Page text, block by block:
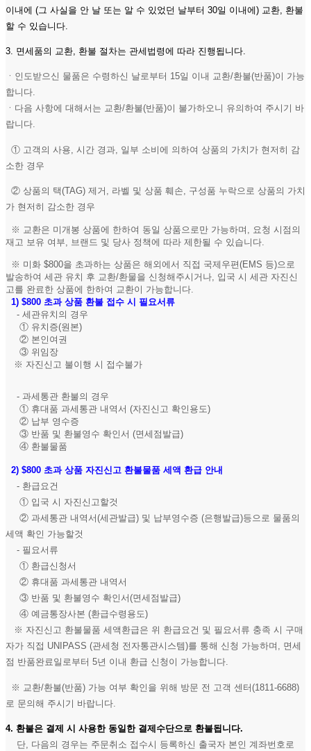
이내에 (그 사실을 안 날 또는 알 수 있었던 날부터 30일 이내에) 교환, 환불
할 수 있습니다.
3. 면세품의 교환, 환불 절차는 관세법령에 따라 진행됩니다.
ㆍ인도받으신 물품은 수령하신 날로부터 15일 이내 교환/환불(반품)이 가능
합니다.
ㆍ다음 사항에 대해서는 교환/환불(반품)이 불가하오니 유의하여 주시기 바
랍니다.
① 고객의 사용, 시간 경과, 일부 소비에 의하여 상품의 가치가 현저히 감
소한 경우
② 상품의 택(TAG) 제거, 라벨 및 상품 훼손, 구성품 누락으로 상품의 가치
가 현저히 감소한 경우
※ 교환은 미개봉 상품에 한하여 동일 상품으로만 가능하며, 요청 시점의
재고 보유 여부, 브랜드 및 당사 정책에 따라 제한될 수 있습니다.
※ 미화 $800을 초과하는 상품은 해외에서 직접 국제우편(EMS 등)으로
발송하여 세관 유치 후 교환/환물을 신청해주시거나, 입국 시 세관 자진신
고를 완료한 상품에 한하여 교환이 가능합니다.
1) $800 초과 상품 환불 접수 시 필요서류
- 세관유치의 경우
① 유치증(원본)
② 본인여권
③ 위임장
※ 자진신고 불이행 시 접수불가
- 과세통관 환불의 경우
① 휴대품 과세통관 내역서 (자진신고 확인용도)
② 납부 영수증
③ 반품 및 환불영수 확인서 (면세점발급)
④ 환불물품
2) $800 초과 상품 자진신고 환불물품 세액 환급 안내
- 환급요건
① 입국 시 자진신고할것
② 과세통관 내역서(세관발급) 및 납부영수증 (은행발급)등으로 물품의
세액 확인 가능할것
- 필요서류
① 환급신청서
② 휴대품 과세통관 내역서
③ 반품 및 환불영수 확인서(면세점발급)
④ 예금통장사본 (환급수령용도)
※ 자진신고 환불물품 세액환급은 위 환급요건 및 필요서류 충족 시 구매
자가 직접 UNIPASS (관세청 전자통관시스템)를 통해 신청 가능하며, 면세
점 반품완료일로부터 5년 이내 환급 신청이 가능합니다.
※ 교환/환불(반품) 가능 여부 확인을 위해 방문 전 고객 센터(1811-6688)
로 문의해 주시기 바랍니다.
4. 환불은 결제 시 사용한 동일한 결제수단으로 환불됩니다.
단, 다음의 경우는 주문취소 접수시 등록하신 출국자 본인 계좌번호로